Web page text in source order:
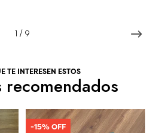
1 / 9
TE INTERESEN ESTOS
recomendados
-15% OFF